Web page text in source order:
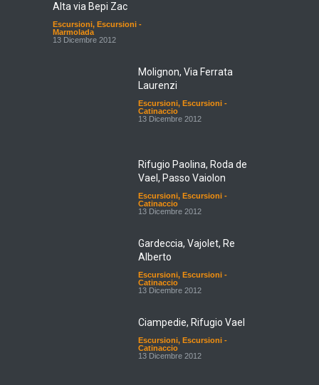
Alta via Bepi Zac
Escursioni, Escursioni -
Marmolada
13 Dicembre 2012
Molignon, Via Ferrata
Laurenzi
Escursioni, Escursioni -
Catinaccio
13 Dicembre 2012
Rifugio Paolina, Roda de
Vael, Passo Vaiolon
Escursioni, Escursioni -
Catinaccio
13 Dicembre 2012
Gardeccia, Vajolet, Re
Alberto
Escursioni, Escursioni -
Catinaccio
13 Dicembre 2012
Ciampedie, Rifugio Vael
Escursioni, Escursioni -
Catinaccio
13 Dicembre 2012